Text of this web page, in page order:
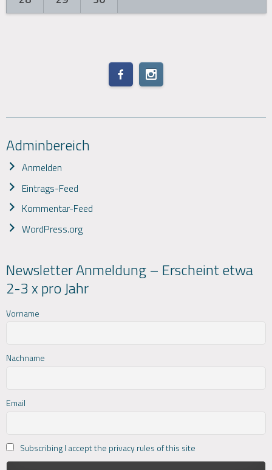
Adminbereich
Anmelden
Eintrags-Feed
Kommentar-Feed
WordPress.org
Newsletter Anmeldung – Erscheint etwa
2-3 x pro Jahr
Vorname
Nachname
Email
Subscribing I accept the privacy rules of this site